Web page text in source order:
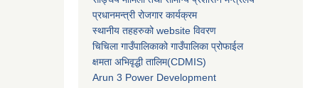
प्रधानमन्त्री रोजगार कार्यक्रम
स्थानीय तहहरुको website विवरण
चिचिला गाउँपालिकाको गाउँपालिका प्रोफाईल
क्षमता अभिवृद्धी तालिम(CDMIS)
Arun 3 Power Development